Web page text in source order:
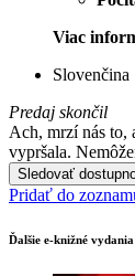
Viac
Slovenčina
Predaj skončil
Ach, mrzí nás to,
vypršala.
Sledovať
Pridať do
Ďalšie e-knižné